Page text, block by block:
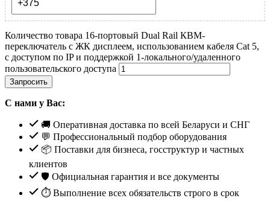
Количество товара 16-портовый Dual Rail КВМ-
переключатель с ЖК дисплеем, использованием кабеля Cat 5,
c доступом по IP и поддержкой 1-локального/удаленного
пользовательского доступа
Запросить
С нами у Вас:
🚚 Оперативная доставка по всей Беларуси и СНГ
💬 Профессиональный подбор оборудования
📦 Поставки для бизнеса, госструктур и частных
клиентов
🛡️ Официальная гарантия и все документы
⏱ Выполнение всех обязательств строго в срок